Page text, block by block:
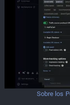
Sobre los